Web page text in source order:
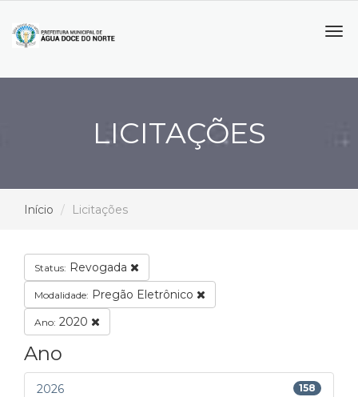
LICITAÇÕES
Início Licitações
Status: Revogada
Modalidade: Pregão Eletrônico
Ano: 2020
Ano
2026 158